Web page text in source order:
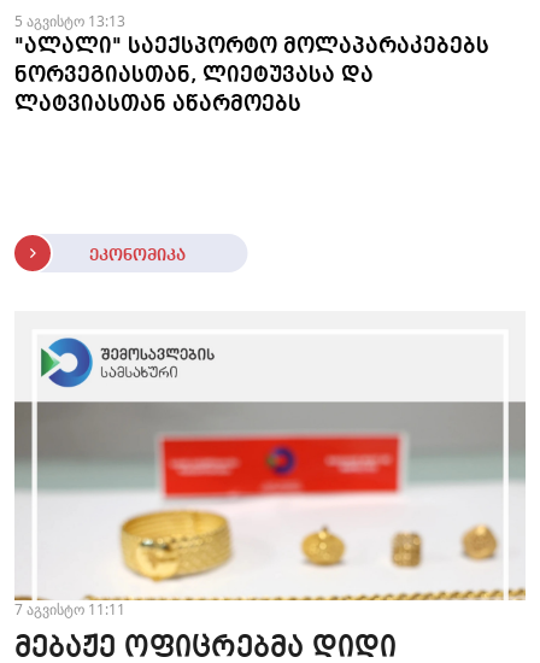
5 აგვისტო 13:13
"ალალი" საექსპორტო მოლაპარაკებებს
ნორვეგიასთან, ლიეტუვასა და
ლატვიასთან აწარმოებს
ეკონომიკა
7 აგვისტო 11:11
მებაჟე ოფიცრებმა დიდი